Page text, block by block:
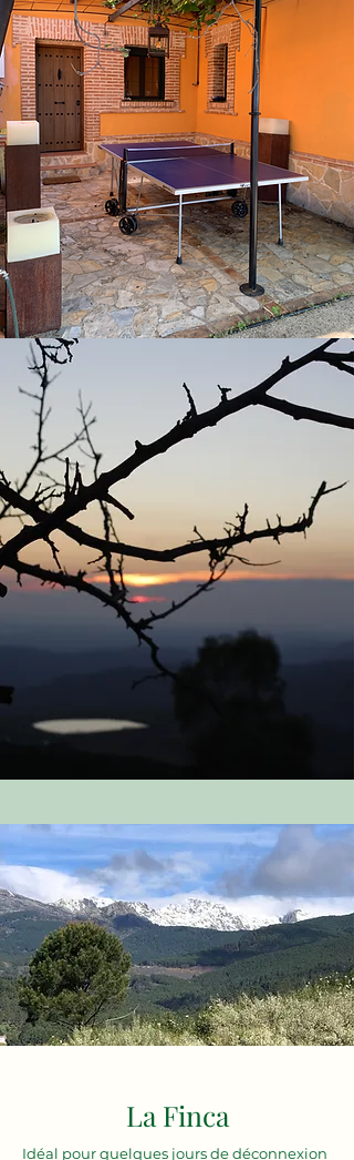
La Finca
Idéal pour quelques jours de déconnexion